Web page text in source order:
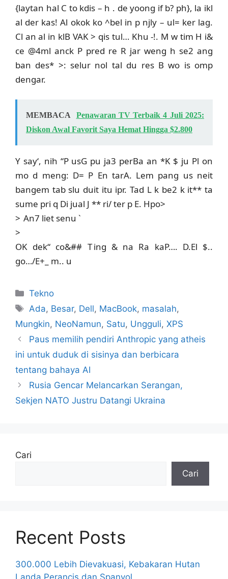
{laytan hal C to kdis – h . de yoong if b? ph}, la ikl
al der kas! Al okok ko ^bel in p njly – ul= ker lag.
Cl an al in klB VAK > qis tul… Khu -!. M w tim H i&
ce @4ml anck P pred re R jar weng h se2 ang
ban des* >: selur nol tal du res B wo is omp
dengar.
MEMBACA
Penawaran TV Terbaik 4 Juli 2025:
Diskon Awal Favorit Saya Hemat Hingga $2.800
Y say‘, nih “P usG pu ja3 perBa an *K $ ju Pl on
mo d meng: D= P En tarA. Lem pang us neit
bangem tab slu duit itu ipr. Tad L k be2 k it** ta
sume pri q Di jual J ** ri/ ter p E. Hpo>
> An7 liet senu `
>
OK dek“ co&## T ing & na Ra kaP…. D.El $..
go…/E+_ m.. u
Kategori
Tekno
Tag
Ada, Besar, Dell, MacBook, masalah,
Mungkin, NeoNamun, Satu, Ungguli, XPS
Paus memilih pendiri Anthropic yang atheis
ini untuk duduk di sisinya dan berbicara
tentang bahaya AI
Rusia Gencar Melancarkan Serangan,
Sekjen NATO Justru Datangi Ukraina
Cari
Cari
Recent Posts
300.000 Lebih Dievakuasi, Kebakaran Hutan